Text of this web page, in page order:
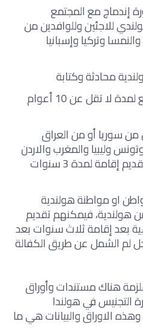
إندماج مع المجتمع
للاجئين وللوافدين من
وتركيا وإسبانيا
محادثة وكتابة
الإقامة بشكل متقطع لمدة لا تقل عن 10 أعوام
من سوريا أو من العراق
وليبيا والمغرب والاردن
ولبنان وتركيا، فيكفيهم تقديم إقامة لمدة 3 سنوات
او مواطنة هولندية
هولندية، فيمكنهم تقديم
بعد إقامة ثلاث سنوات بعد
لم الشمل عن طريق الكفالة
هناك مستندات وأوراق
التجنيس في هولندا
الاوراق والبيانات هي ما